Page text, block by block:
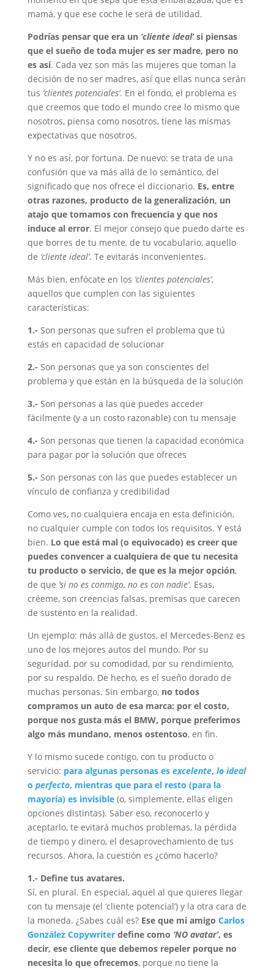
mamá, y que ese coche le será de utilidad.
Podrías pensar que era un ‘cliente ideal’si piensas
que el sueño de toda mujer es ser madre, pero no
es así. Cada vez son más las mujeres que toman la
decisión de no ser madres, así que ellas nunca serán
tus ‘clientes potenciales’. En el fondo, el problema es
que creemos que todo el mundo cree lo mismo que
nosotros, piensa como nosotros, tiene las mismas
expectativas que nosotros.
Y no es así, por fortuna. De nuevo: se trata de una
confusión que va más allá de lo semántico, del
significado que nos ofrece el diccionario. Es, entre
otras razones, producto de la generalización, un
atajo que tomamos con frecuencia y que nos
induce al error. El mejor consejo que puedo darte es
que borres de tu mente, de tu vocabulario, aquello
de ‘cliente ideal’. Te evitarás inconvenientes.
Más bien, enfócate en los ‘clientes potenciales’,
aquellos que cumplen con las siguientes
características:
1.- Son personas que sufren el problema que tú
estás en capacidad de solucionar
2.- Son personas que ya son conscientes del
problema y que están en la búsqueda de la solución
3.- Son personas a las que puedes acceder
fácilmente (y a un costo razonable) con tu mensaje
4.- Son personas que tienen la capacidad económica
para pagar por la solución que ofreces
5.- Son personas con las que puedes establecer un
vínculo de confianza y credibilidad
Como ves, no cualquiera encaja en esta definición,
no cualquier cumple con todos los requisitos. Y está
bien. Lo que está mal (o equivocado) es creer que
puedes convencer a cualquiera de que tu necesita
tu producto o servicio, de que es la mejor opción,
de que ‘si no es conmigo, no es con nadie’. Esas,
créeme, son creencias falsas, premisas que carecen
de sustento en la realidad.
Un ejemplo: más allá de gustos, el Mercedes-Benz es
uno de los mejores autos del mundo. Por su
seguridad, por su comodidad, por su rendimiento,
por su respaldo. De hecho, es el sueño dorado de
muchas personas. Sin embargo, no todos
compramos un auto de esa marca: por el costo,
porque nos gusta más el BMW, porque preferimos
algo más mundano, menos ostentoso, en fin.
Y lo mismo sucede contigo, con tu producto o
servicio: para algunas personas es excelente, lo ideal
o perfecto, mientras que para el resto (para la
mayoría) es invisible(o, simplemente, ellas eligen
opciones distintas). Saber eso, reconocerlo y
aceptarlo, te evitará muchos problemas, la pérdida
de tiempo y dinero, el desaprovechamiento de tus
recursos. Ahora, la cuestión es ¿cómo hacerlo?
1.- Define tus avatares.
Sí, en plural. En especial, aquel al que quieres llegar
con tu mensaje (el ‘cliente potencial’) y la otra cara de
la moneda. ¿Sabes cuál es? Ese que mi amigo Carlos
González Copywriterdefine como ‘NO avatar’, es
decir, ese cliente que debemos repeler porque no
necesita lo que ofrecemos, porque no tiene la